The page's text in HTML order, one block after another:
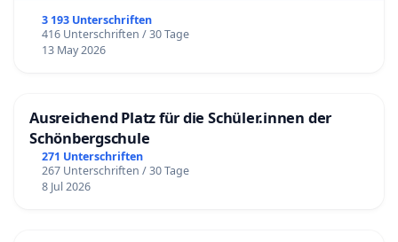
3 193 Unterschriften
416 Unterschriften / 30 Tage
13 May 2026
Ausreichend Platz für die Schüler.innen der
Schönbergschule
271 Unterschriften
267 Unterschriften / 30 Tage
8 Jul 2026